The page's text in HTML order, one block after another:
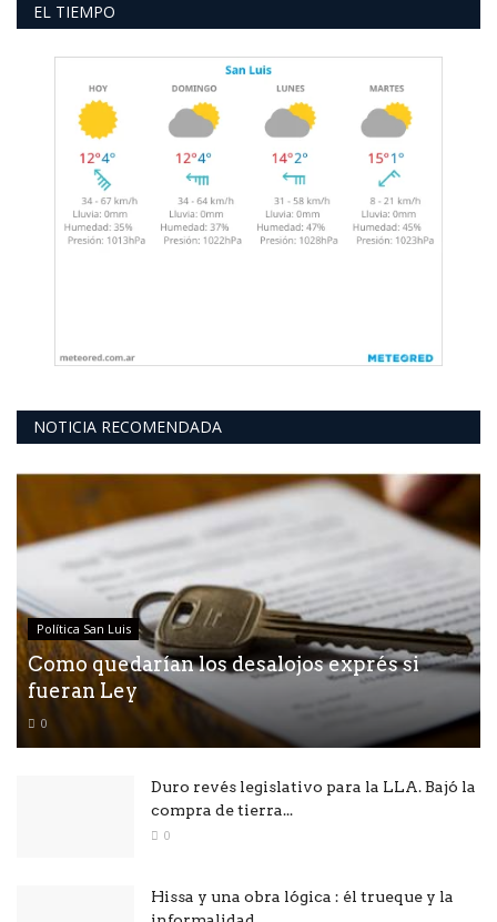
EL TIEMPO
NOTICIA RECOMENDADA
Política San Luis
Como quedarían los desalojos exprés si
fueran Ley
0
Duro revés legislativo para la LLA. Bajó la
compra de tierra...
0
Hissa y una obra lógica : él trueque y la